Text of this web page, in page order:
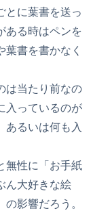
とに葉書を送っ
ある時はペンを
書を書かなく
は当たり前なの
入っているのが
あるいは何も入
無性に「お手紙
ん大好きな絵
影響だろう。